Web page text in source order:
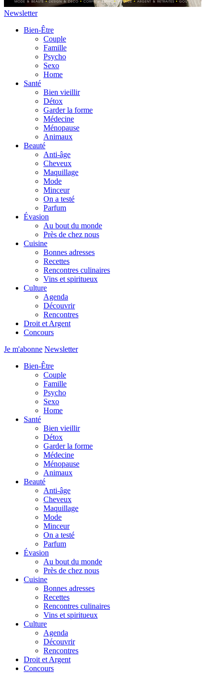
Newsletter
Bien-Être
Couple
Famille
Psycho
Sexo
Home
Santé
Bien vieillir
Détox
Garder la forme
Médecine
Ménopause
Animaux
Beauté
Anti-âge
Cheveux
Maquillage
Mode
Minceur
On a testé
Parfum
Évasion
Au bout du monde
Près de chez nous
Cuisine
Bonnes adresses
Recettes
Rencontres culinaires
Vins et spiritueux
Culture
Agenda
Découvrir
Rencontres
Droit et Argent
Concours
Je m'abonne Newsletter
Bien-Être
Couple
Famille
Psycho
Sexo
Home
Santé
Bien vieillir
Détox
Garder la forme
Médecine
Ménopause
Animaux
Beauté
Anti-âge
Cheveux
Maquillage
Mode
Minceur
On a testé
Parfum
Évasion
Au bout du monde
Près de chez nous
Cuisine
Bonnes adresses
Recettes
Rencontres culinaires
Vins et spiritueux
Culture
Agenda
Découvrir
Rencontres
Droit et Argent
Concours